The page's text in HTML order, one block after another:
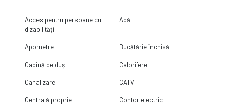
Acces pentru persoane cu
dizabilități
Apă
Apometre Bucătărie închisă
Cabină de duș Calorifere
Canalizare CATV
Centrală proprie Contor electric